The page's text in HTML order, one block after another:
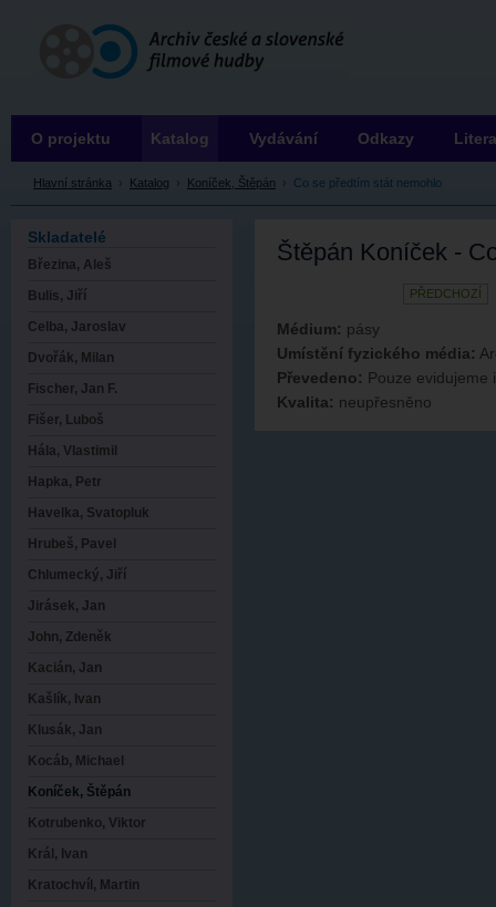
Archiv ČSFH
Štěpán Koníček -
PŘEDCHOZÍ
Médium: pásy
Umístění fyzického média:
Převedeno: Pouze evidujeme
Kvalita: neupřesněno
Hlavní stránka › Katalog › Koníček, Štěpán › Co se předtím stát nemohlo
O projektu Katalog Vydávání Odkazy
Skladatelé
Březina, Aleš
Bulis, Jiří
Celba, Jaroslav
Dvořák, Milan
Fischer, Jan F.
Fišer, Luboš
Hála, Vlastimil
Hapka, Petr
Havelka, Svatopluk
Hrubeš, Pavel
Chlumecký, Jiří
Jirásek, Jan
John, Zdeněk
Kacián, Jan
Kašlík, Ivan
Klusák, Jan
Kocáb, Michael
Koníček, Štěpán
Kotrubenko, Viktor
Král, Ivan
Kratochvíl, Martin